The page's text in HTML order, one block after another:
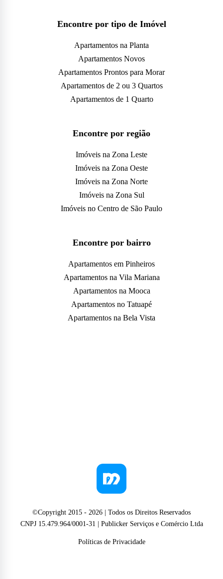
Encontre por tipo de Imóvel
Apartamentos na Planta
Apartamentos Novos
Apartamentos Prontos para Morar
Apartamentos de 2 ou 3 Quartos
Apartamentos de 1 Quarto
Encontre por região
Imóveis na Zona Leste
Imóveis na Zona Oeste
Imóveis na Zona Norte
Imóveis na Zona Sul
Imóveis no Centro de São Paulo
Encontre por bairro
Apartamentos em Pinheiros
Apartamentos na Vila Mariana
Apartamentos na Mooca
Apartamentos no Tatuapé
Apartamentos na Bela Vista
©Copyright 2015 - 2026 | Todos os Direitos Reservados
CNPJ 15.479.964/0001-31 | Publicker Serviços e Comércio Ltda
Políticas de Privacidade